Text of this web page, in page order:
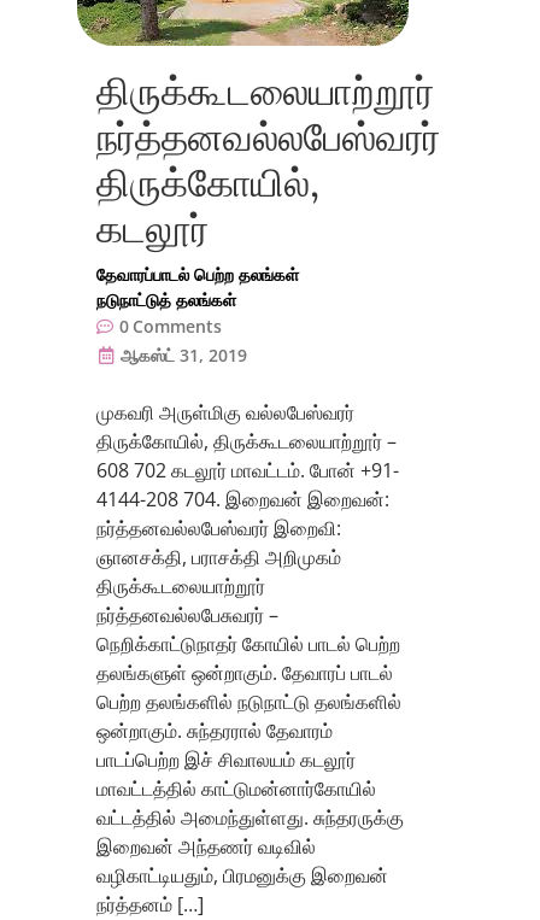
திருக்கூடலையாற்றூர்
நர்த்தனவல்லபேஸ்வரர்
திருக்கோயில்,
கடலூர்
தேவாரப்பாடல் பெற்ற தலங்கள்
நடுநாட்டுத் தலங்கள்
0 Comments
ஆகஸ்ட் 31, 2019
முகவரி அருள்மிகு வல்லபேஸ்வரர்
திருக்கோயில், திருக்கூடலையாற்றூர் –
608 702 கடலூர் மாவட்டம். போன் +91-
4144-208 704. இறைவன் இறைவன்:
நர்த்தனவல்லபேஸ்வரர் இறைவி:
ஞானசக்தி, பராசக்தி அறிமுகம்
திருக்கூடலையாற்றூர்
நர்த்தனவல்லபேசுவரர் –
நெறிக்காட்டுநாதர் கோயில் பாடல் பெற்ற
தலங்களுள் ஒன்றாகும். தேவாரப் பாடல்
பெற்ற தலங்களில் நடுநாட்டு தலங்களில்
ஒன்றாகும். சுந்தரரால் தேவாரம்
பாடப்பெற்ற இச் சிவாலயம் கடலூர்
மாவட்டத்தில் காட்டுமன்னார்கோயில்
வட்டத்தில் அமைந்துள்ளது. சுந்தரருக்கு
இறைவன் அந்தணர் வடிவில்
வழிகாட்டியதும், பிரமனுக்கு இறைவன்
நர்த்தனம் […]